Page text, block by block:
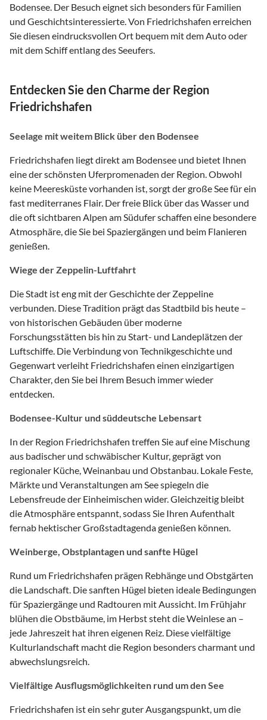
Bodensee. Der Besuch eignet sich besonders für Familien
und Geschichtsinteressierte. Von Friedrichshafen erreichen
Sie diesen eindrucksvollen Ort bequem mit dem Auto oder
mit dem Schiff entlang des Seeufers.
Entdecken Sie den Charme der Region
Friedrichshafen
Seelage mit weitem Blick über den Bodensee
Friedrichshafen liegt direkt am Bodensee und bietet Ihnen
eine der schönsten Uferpromenaden der Region. Obwohl
keine Meeresküste vorhanden ist, sorgt der große See für ein
fast mediterranes Flair. Der freie Blick über das Wasser und
die oft sichtbaren Alpen am Südufer schaffen eine besondere
Atmosphäre, die Sie bei Spaziergängen und beim Flanieren
genießen.
Wiege der Zeppelin-Luftfahrt
Die Stadt ist eng mit der Geschichte der Zeppeline
verbunden. Diese Tradition prägt das Stadtbild bis heute –
von historischen Gebäuden über moderne
Forschungsstätten bis hin zu Start- und Landeplätzen der
Luftschiffe. Die Verbindung von Technikgeschichte und
Gegenwart verleiht Friedrichshafen einen einzigartigen
Charakter, den Sie bei Ihrem Besuch immer wieder
entdecken.
Bodensee-Kultur und süddeutsche Lebensart
In der Region Friedrichshafen treffen Sie auf eine Mischung
aus badischer und schwäbischer Kultur, geprägt von
regionaler Küche, Weinanbau und Obstanbau. Lokale Feste,
Märkte und Veranstaltungen am See spiegeln die
Lebensfreude der Einheimischen wider. Gleichzeitig bleibt
die Atmosphäre entspannt, sodass Sie Ihren Aufenthalt
fernab hektischer Großstadtagenda genießen können.
Weinberge, Obstplantagen und sanfte Hügel
Rund um Friedrichshafen prägen Rebhänge und Obstgärten
die Landschaft. Die sanften Hügel bieten ideale Bedingungen
für Spaziergänge und Radtouren mit Aussicht. Im Frühjahr
blühen die Obstbäume, im Herbst steht die Weinlese an –
jede Jahreszeit hat ihren eigenen Reiz. Diese vielfältige
Kulturlandschaft macht die Region besonders charmant und
abwechslungsreich.
Vielfältige Ausflugsmöglichkeiten rund um den See
Friedrichshafen ist ein sehr guter Ausgangspunkt, um die